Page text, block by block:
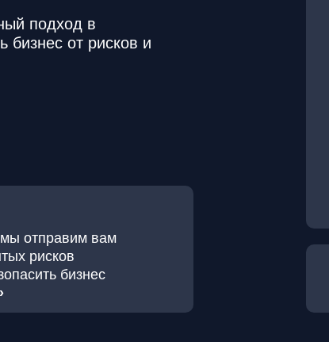
отправим вам
рисков
бизнес
подход в
бизнес от рисков и